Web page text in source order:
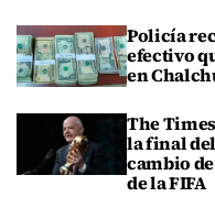
Policía
efectivo
en
The
la final
cambio
de la FIFA